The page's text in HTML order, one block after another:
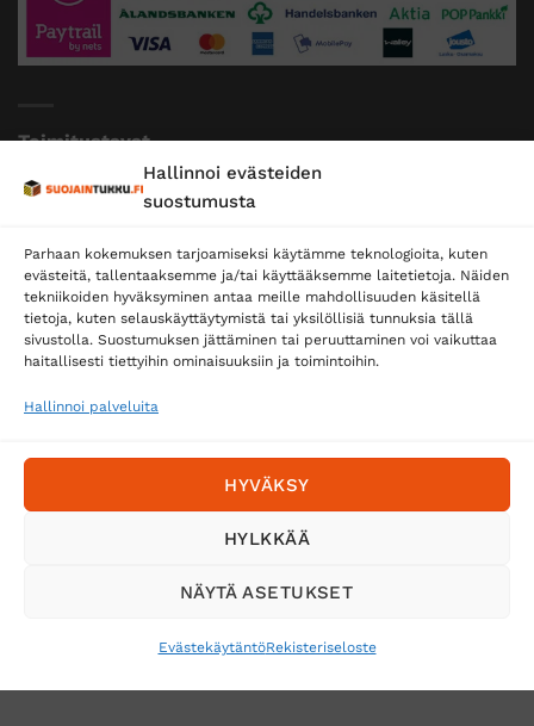
Hallinnoi evästeiden
suostumusta
Parhaan kokemuksen tarjoamiseksi käytämme teknologioita, kuten
evästeitä, tallentaaksemme ja/tai käyttääksemme laitetietoja. Näiden
tekniikoiden hyväksyminen antaa meille mahdollisuuden käsitellä
tietoja, kuten selauskäyttäytymistä tai yksilöllisiä tunnuksia tällä
sivustolla. Suostumuksen jättäminen tai peruuttaminen voi vaikuttaa
haitallisesti tiettyihin ominaisuuksiin ja toimintoihin.
Hallinnoi palveluita
HYVÄKSY
HYLKKÄÄ
NÄYTÄ ASETUKSET
EvästekäytäntöRekisteriseloste
Toimitustavat
Posti
Postnord
Tilaa uutiskirje ja saat erikoisalennuksia